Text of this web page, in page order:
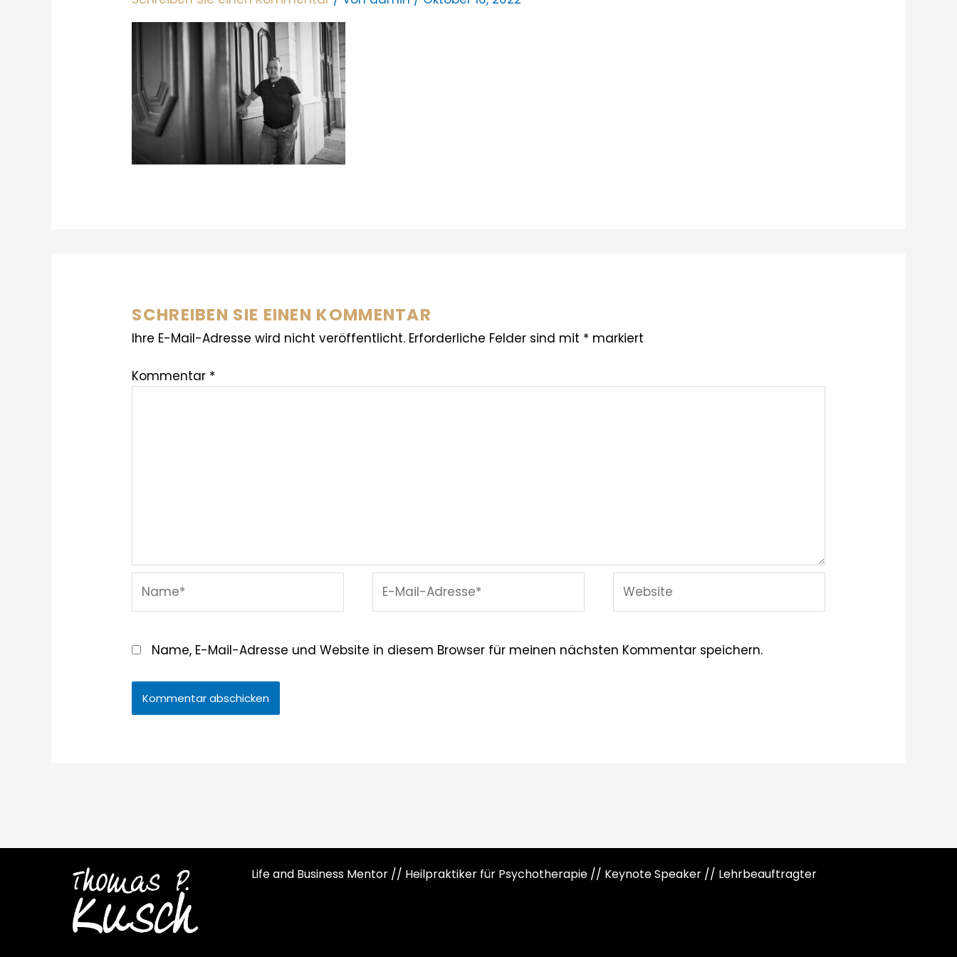
SCHREIBEN SIE EINEN KOMMENTAR
Ihre E-Mail-Adresse wird nicht veröffentlicht. Erforderliche Felder sind mit * markiert
Kommentar *
Mail-
Name, E-Mail-Adresse und Website in diesem Browser für meinen nächsten Kommentar speichern.
Life and Business Mentor // Heilpraktiker für Psychotherapie // Keynote Speaker // Lehrbeauftragter